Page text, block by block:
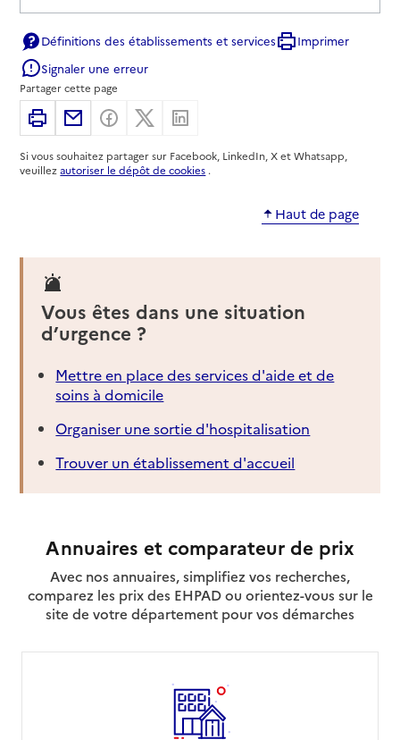
Définitions des établissements et services
Imprimer
Signaler une erreur
Partager cette page
ImprimerPartager par email
Partager sur Facebook
Partager sur X
Si vous souhaitez partager sur Facebook, LinkedIn, X et Whatsapp,
veuillezautoriser le dépôt de cookies .
Haut de page
Vous êtes dans une situation
d’urgence ?
Mettre en place des services d'aide et de
soins à domicile
Organiser une sortie d'hospitalisation
Trouver un établissement d'accueil
Annuaires et comparateur de prix
Avec nos annuaires, simplifiez vos recherches,
comparez les prix des EHPAD ou orientez-vous sur le
site de votre département pour vos démarches